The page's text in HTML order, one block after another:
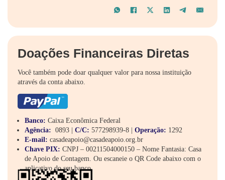
Doações Financeiras Diretas
Você também pode doar qualquer valor para nossa instituição
através da conta abaixo.
Banco: Caixa Econômica Federal
Agência: 0893 |C/C: 577298939-8 |Operação: 1292
E-mail: casadeapoio@casadeapoio.org.br
Chave PIX: CNPJ – 00211504000150 – Nome Fantasia: Casa
de Apoio de Contagem. Ou escaneie o QR Code abaixo com o
aplicativo do seu banco.